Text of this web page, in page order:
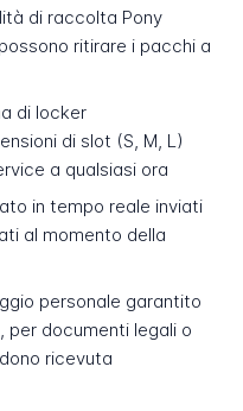
di raccolta Pony
ritirare i pacchi a
di locker
di slot (S, M, L)
a qualsiasi ora
in tempo reale inviati
al momento della
personale garantito
per documenti legali o
ricevuta